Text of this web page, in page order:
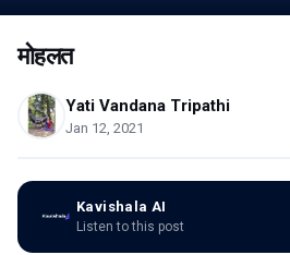
मोहलत
Yati Vandana Tripathi
Jan 12, 2021
Kavishala AI
Listen to this post